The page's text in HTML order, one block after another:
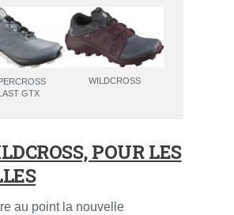
GTX
WILDCROSS
POUR LES
au point la nouvelle